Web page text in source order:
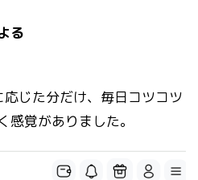
る
じた分だけ、毎日コツコツ
感覚がありました。